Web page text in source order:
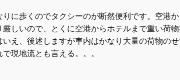
に歩くのでタクシーのが断然便利です。空港
しいので、とくに空港からホテルまで重い荷物
え、後述しますが車内はかなり大量の荷物の
現地流とも言える。。。